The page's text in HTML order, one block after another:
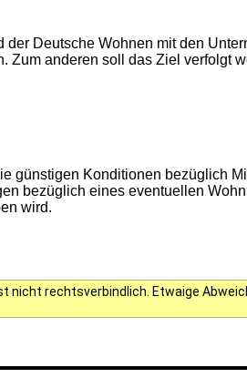
Deutsche Wohnen mit den
anderen soll das Ziel verfolgt
günstigen Konditionen bezüglich
bezüglich eines eventuellen
wird.
rechtsverbindlich. Etwaige